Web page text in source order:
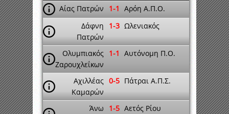
Αίας Πατρών
1-1 Αρόη Α.Π.Ο.
Δάφνη
Πατρών
1-3 Ωλενιακός
Ολυμπιακός
Ζαρουχλεΐκων
1-1 Αυτόνομη Π.Ο.
Αχιλλέας
Καμαρών
0-5 Πάτραι Α.Π.Σ.
Άνω
1-5 Αετός Ρίου